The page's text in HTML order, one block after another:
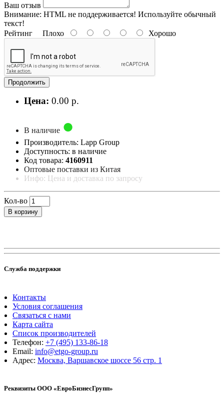
Ваш отзыв
Внимание: HTML не поддерживается! Используйте обычный
текст!
Рейтинг Плохо Хорошо
Продолжить
Цена: 0.00 р.
В наличие
Производитель: Lapp Group
Доступность: в наличие
Код товара: 4160911
Оптовые поставки из Китая
Инфо: Цена и доставка по запросу
Кол-во
В корзину
Служба поддержки
Контакты
Условия соглашения
Связаться с нами
Карта сайта
Список производителей
Телефон: +7 (495) 133-86-18
Email: info@etgo-group.ru
Адрес: Москва, Варшавское шоссе 56 стр. 1
Реквизиты ООО «ЕвроБизнесГрупп»